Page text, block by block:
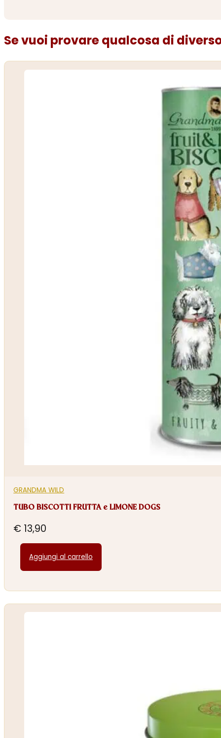
Se vuoi provare qualcosa di
GRANDMA WILD
TUBO BISCOTTI FRUTTA e LIMONE DOGS
€ 13,90
Aggiungi al carrello